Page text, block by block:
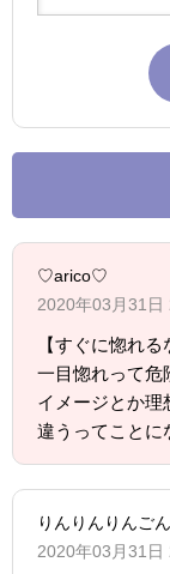
♡arico♡
2020年03月31日
【すぐに惚れ
一目惚れって危
イメージとか理
違うってことに
りんりんりんご
2020年03月31日